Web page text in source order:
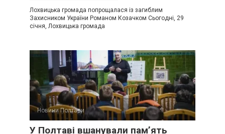
Лохвицька громада попрощалася із загиблим
Захисником України Романом Козачком Сьогодні, 29
січня, Лохвицька громада
Новини Полтави
У Полтаві вшанували пам’ять